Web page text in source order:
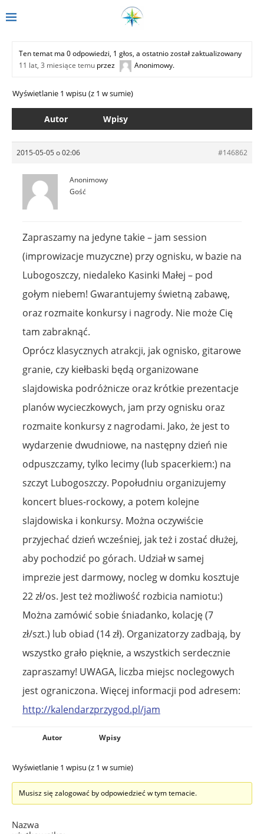
Ten temat ma 0 odpowiedzi, 1 głos, a ostatnio został zaktualizowany
11 lat, 3 miesiące temu przez Anonimowy.
Wyświetlanie 1 wpisu (z 1 w sumie)
Autor Wpisy
2015-05-05 o 02:06 #146862
Anonimowy
Gość
Zapraszamy na jedyne takie – jam session
(improwizacje muzyczne) przy ognisku, w bazie na
Lubogoszczy, niedaleko Kasinki Małej – pod
gołym niebem! Gwarantujemy świetną zabawę,
oraz rozmaite konkursy i nagrody. Nie może Cię
tam zabraknąć.
Oprócz klasycznych atrakcji, jak ognisko, gitarowe
granie, czy kiełbaski będą organizowane
slajdowiska podróżnicze oraz krótkie prezentacje
planów wycieczkowych, jam przy ognisku oraz
rozmaite konkursy z nagrodami. Jako, że jest to
wydarzenie dwudniowe, na następny dzień nie
odpuszczamy, tylko lecimy (lub spacerkiem:) na
szczyt Lubogoszczy. Popołudniu organizujemy
koncert blues-rockowy, a potem kolejne
slajdowiska i konkursy. Można oczywiście
przyjechać dzień wcześniej, jak też i zostać dłużej,
aby pochodzić po górach. Udział w samej
imprezie jest darmowy, nocleg w domku kosztuje
22 zł/os. Jest też możliwość rozbicia namiotu:)
Można zamówić sobie śniadanko, kolację (7
zł/szt.) lub obiad (14 zł). Organizatorzy zadbają, by
wszystko grało pięknie, a wszystkich serdecznie
zapraszamy! UWAGA, liczba miejsc noclegowych
jest ograniczona. Więcej informacji pod adresem:
http://kalendarzprzygod.pl/jam
Autor Wpisy
Wyświetlanie 1 wpisu (z 1 w sumie)
Musisz się zalogować by odpowiedzieć w tym temacie.
Nazwa